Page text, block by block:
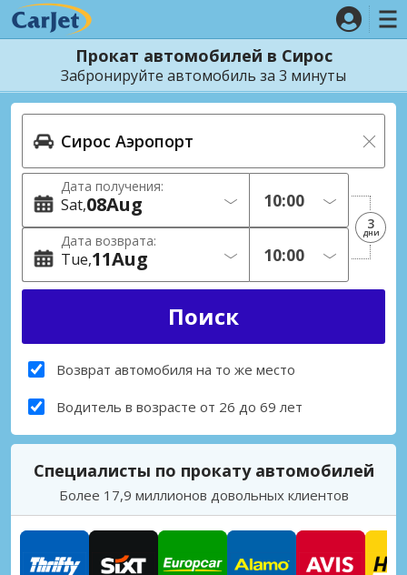
Прокат автомобилей в Сирос
Забронируйте автомобиль за 3 минуты
Дата получения:
Sat 08Aug
Дата возврата:
Tue 11Aug
3
дни
Возврат автомобиля на то же место
Водитель в возрасте от 26 до 69 лет
Специалисты по прокату автомобилей
Более 17,9 миллионов довольных клиентов